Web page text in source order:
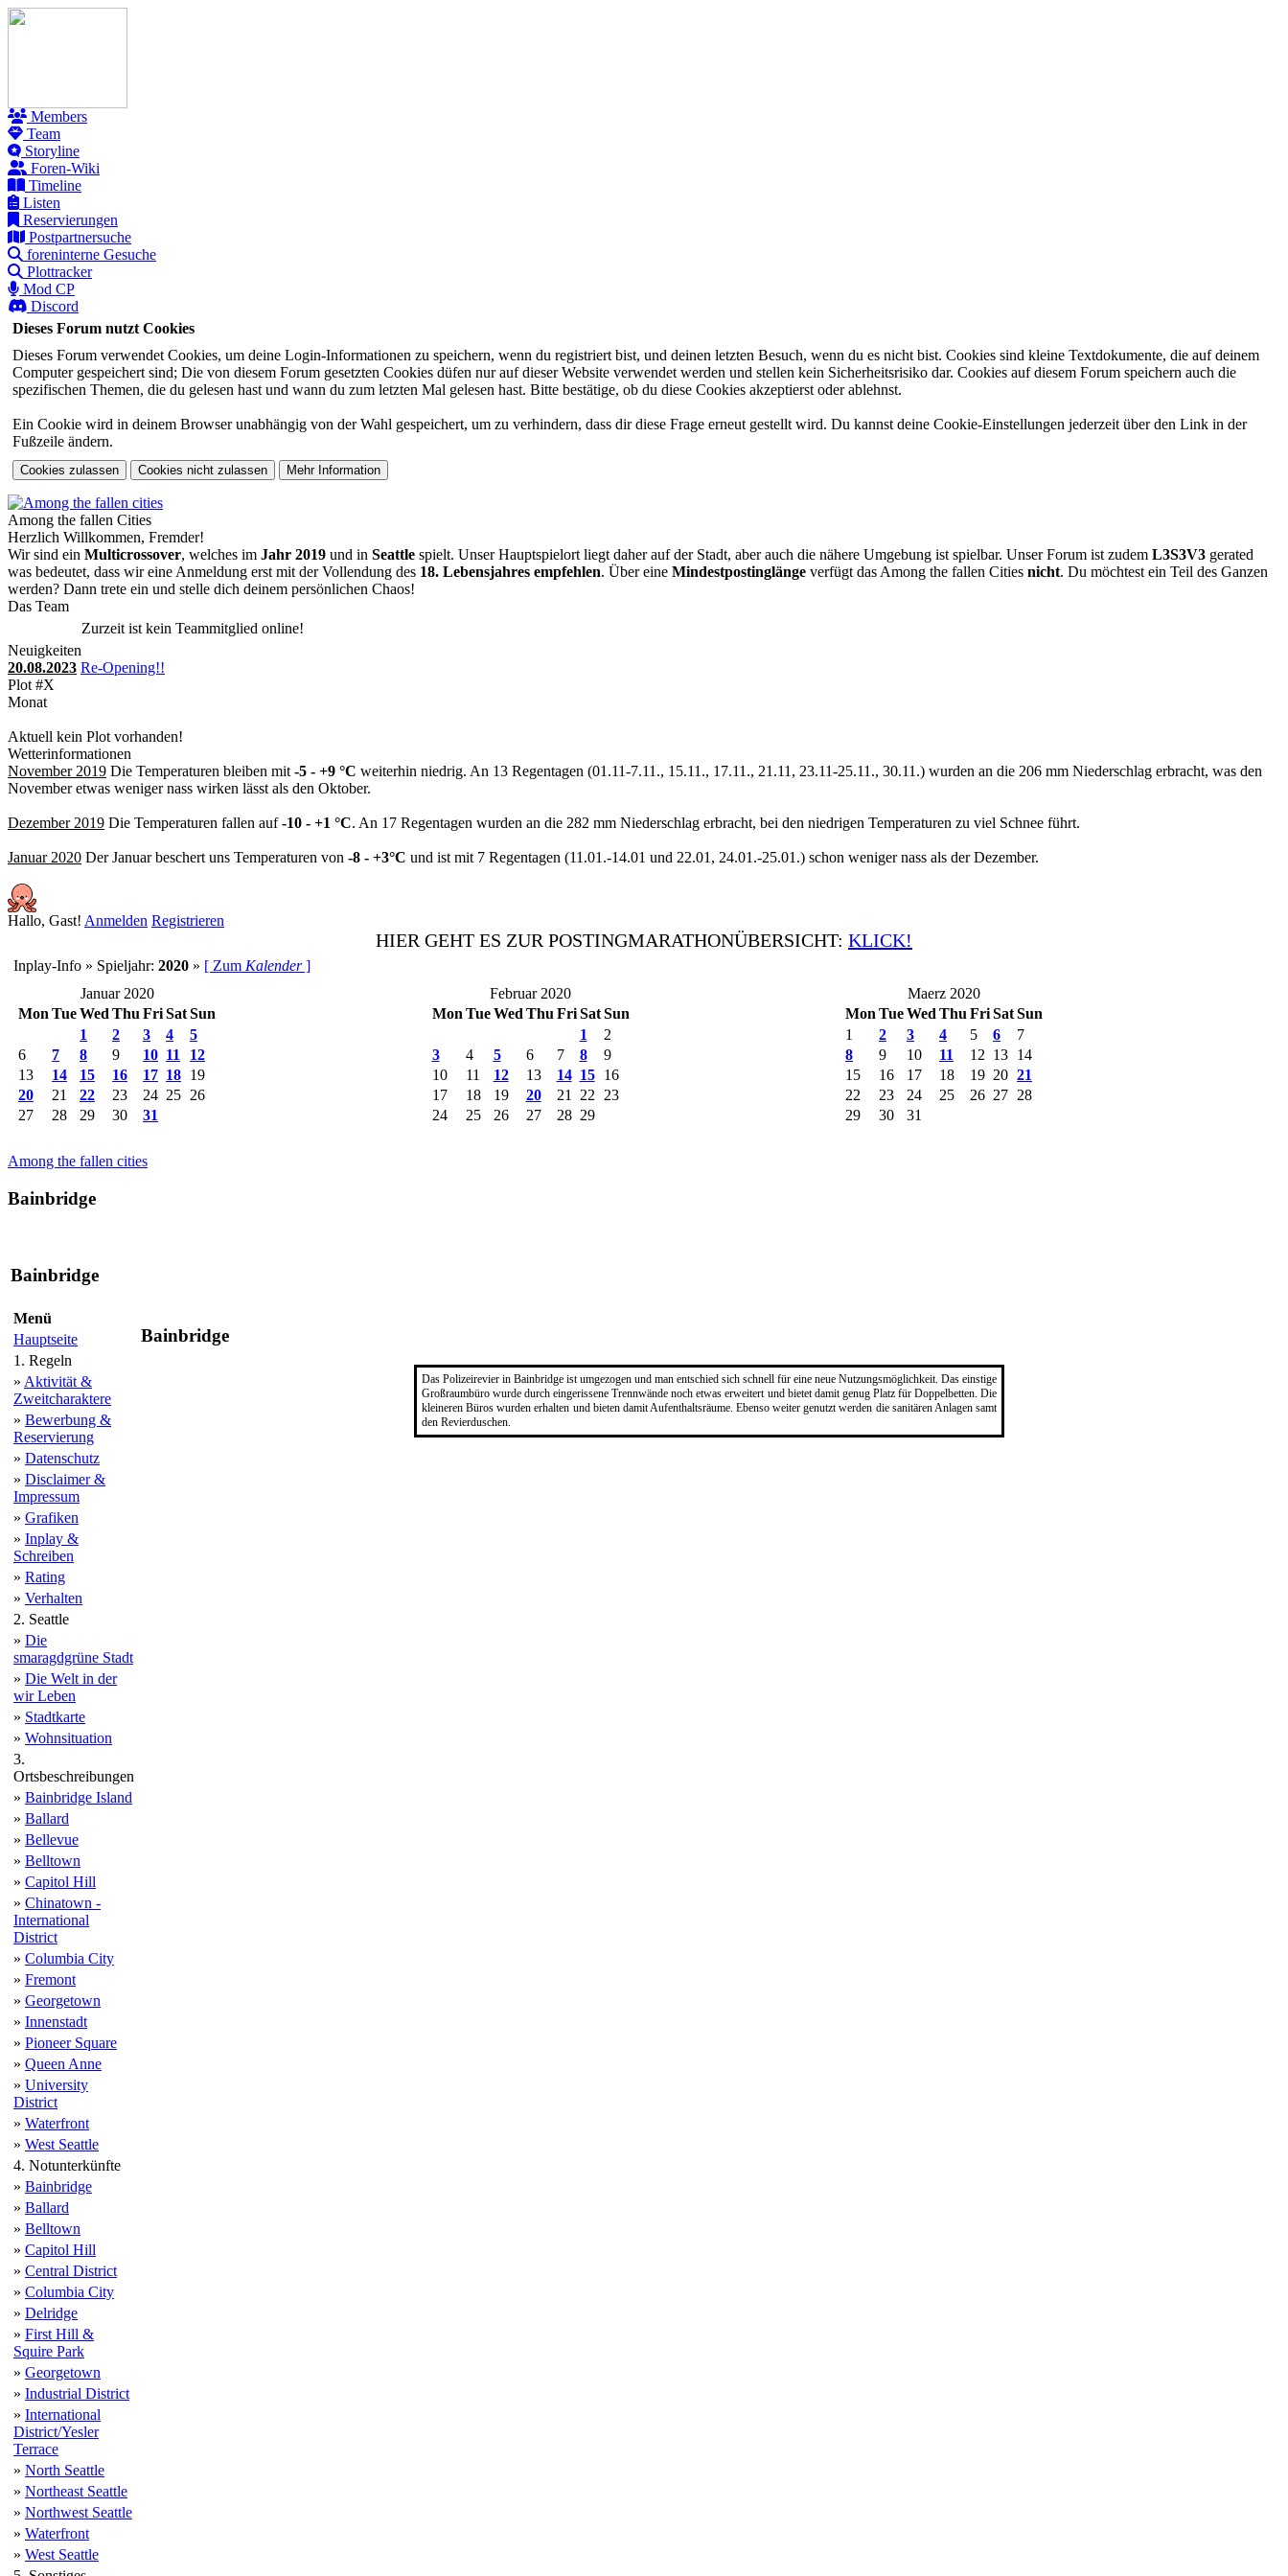
Members
Team
Storyline
Foren-Wiki
Timeline
Listen
Reservierungen
Postpartnersuche
foreninterne Gesuche
Plottracker
Mod CP
Discord
Dieses Forum nutzt Cookies
Dieses Forum verwendet Cookies, um deine Login-Informationen zu speichern, wenn du registriert bist, und deinen letzten Besuch, wenn du es nicht bist. Cookies sind kleine Textdokumente, die auf deinem
Computer gespeichert sind; Die von diesem Forum gesetzten Cookies düfen nur auf dieser Website verwendet werden und stellen kein Sicherheitsrisiko dar. Cookies auf diesem Forum speichern auch die
spezifischen Themen, die du gelesen hast und wann du zum letzten Mal gelesen hast. Bitte bestätige, ob du diese Cookies akzeptierst oder ablehnst.
Ein Cookie wird in deinem Browser unabhängig von der Wahl gespeichert, um zu verhindern, dass dir diese Frage erneut gestellt wird. Du kannst deine Cookie-Einstellungen jederzeit über den Link in der
Fußzeile ändern.
Among the fallen Cities
Herzlich Willkommen, Fremder!
Wir sind ein Multicrossover, welches im Jahr 2019 und in Seattle spielt. Unser Hauptspielort liegt daher auf der Stadt, aber auch die nähere Umgebung ist spielbar. Unser Forum ist zudem L3S3V3 gerated
was bedeutet, dass wir eine Anmeldung erst mit der Vollendung des 18. Lebensjahres empfehlen. Über eine Mindestpostinglänge verfügt das Among the fallen Cities nicht. Du möchtest ein Teil des Ganzen
werden? Dann trete ein und stelle dich deinem persönlichen Chaos!
Das Team
Zurzeit ist kein Teammitglied online!
Neuigkeiten
20.08.2023 Re-Opening!!
Plot #X
Monat
Aktuell kein Plot vorhanden!
Wetterinformationen
November 2019 Die Temperaturen bleiben mit -5 - +9 °C weiterhin niedrig. An 13 Regentagen (01.11-7.11., 15.11., 17.11., 21.11, 23.11-25.11., 30.11.) wurden an die 206 mm Niederschlag erbracht, was den
November etwas weniger nass wirken lässt als den Oktober.
Dezember 2019 Die Temperaturen fallen auf-10 - +1 °C. An 17 Regentagen wurden an die 282 mm Niederschlag erbracht, bei den niedrigen Temperaturen zu viel Schnee führt.
Januar 2020 Der Januar beschert uns Temperaturen von -8 - +3°C und ist mit 7 Regentagen (11.01.-14.01 und 22.01, 24.01.-25.01.) schon weniger nass als der Dezember.
Hallo, Gast! Anmelden Registrieren
HIER GEHT ES ZUR POSTINGMARATHONÜBERSICHT: KLICK!
Inplay-Info » Spieljahr: 2020 » [ Zum Kalender]
Januar 2020
Mon TueWed Thu FriSatSun
1
2 3 4
5
6
7 8 9 10 11
12
13
14 15 16 17 18 19
20
21 22 23 24 25 26
27
28 29 30 31
Februar 2020
Mon Tue Wed Thu Fri Sat Sun
1
2
3
4 5 6 7 8
9
10
11 12 13 14 15
16
17
18 19 20 21 22
23
24
25 26 27 28 29
Maerz 2020
Mon TueWed Thu FriSatSun
1
2 3 4 5 6
7
8
9 10 11 12 13 14
15
16 17 18 19 20 21
22
23 24 25 26 27 28
29
30 31
Among the fallen cities
Bainbridge
Bainbridge
Menü
Hauptseite
1. Regeln
» Aktivität &
Zweitcharaktere
» Bewerbung &
Reservierung
» Datenschutz
» Disclaimer &
Impressum
» Grafiken
» Inplay &
Schreiben
» Rating
» Verhalten
2. Seattle
» Die
smaragdgrüne Stadt
» Die Welt in der
wir Leben
» Stadtkarte
» Wohnsituation
3.
Ortsbeschreibungen
» Bainbridge Island
» Ballard
» Bellevue
» Belltown
» Capitol Hill
» Chinatown -
International
District
» Columbia City
» Fremont
» Georgetown
» Innenstadt
» Pioneer Square
» Queen Anne
» University
District
» Waterfront
» West Seattle
4. Notunterkünfte
» Bainbridge
» Ballard
» Belltown
» Capitol Hill
» Central District
» Columbia City
» Delridge
» First Hill &
Squire Park
» Georgetown
» Industrial District
» International
District/Yesler
Terrace
» North Seattle
» Northeast Seattle
» Northwest Seattle
» Waterfront
» West Seattle
Bainbridge
Das Polizeirevier in Bainbridge ist umgezogen und man entschied sich schnell für eine neue Nutzungsmöglichkeit. Das einstige
Großraumbüro wurde durch eingerissene Trennwände noch etwas erweitert und bietet damit genug Platz für Doppelbetten. Die
kleineren Büros wurden erhalten und bieten damit Aufenthaltsräume. Ebenso weiter genutzt werden die sanitären Anlagen samt
den Revierduschen.